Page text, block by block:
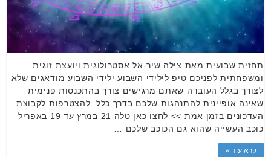
תחזית שבועית מאת צילה שיר-אל אסטרולוגית ויועצת זוגית
ומשפחתית לפניכם טיפ לילידי השבוע ילידי השבוע מודאגים שלא
לצורך בגלל העובדה שאתם מרגישים צורך בהתכנסות פנימית
שאינה אופיינית להתנהגות שלכם בדרך כלל. להצטרפות לקבוצת
העדכונים בזמן אמת >> לחצו כאן טלה 21 במרץ עד 19 באפריל
כוכב העשייה שהוא גם הכוכב שלכם …
קרא עוד »